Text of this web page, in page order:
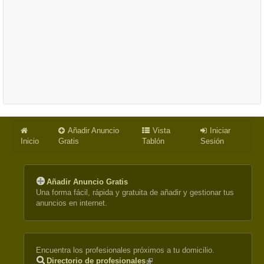
Inicio
Añadir Anuncio
Gratis
Vista
Tablón
Iniciar
Sesión
Añadir Anuncio Gratis
Una forma fácil, rápida y gratuita de añadir y gestionar tus
anuncios en internet.
Encuentra los profesionales próximos a tu domicilio.
Directorio de profesionales(link